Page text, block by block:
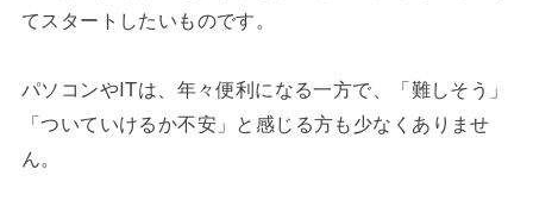
てスタートしたいものです。
パソコンやITは、年々便利になる一方で、「難しそう」
「ついていけるか不安」と感じる方も少なくありませ
ん。